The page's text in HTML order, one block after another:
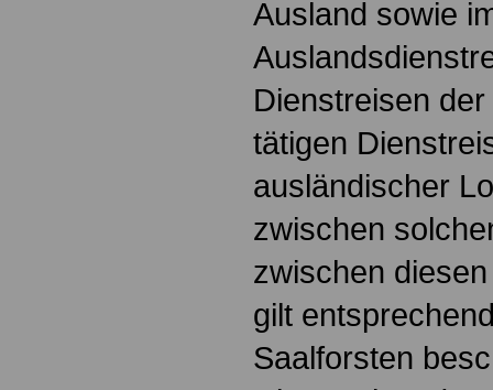
Ausland sowie
Dienstreisen
tätigen
ausländischer
zwischen
zwischen
gilt
Saalforsten